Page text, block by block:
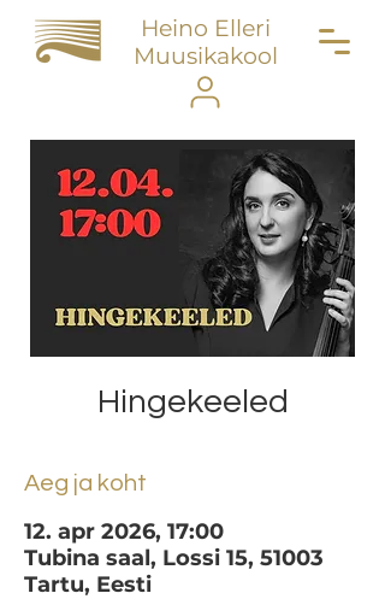
Heino Elleri
Muusikakool
Hingekeeled
Aeg ja koht
12. apr 2026, 17:00
Tubina saal, Lossi 15, 51003
Tartu, Eesti